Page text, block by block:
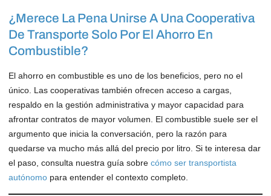
¿Merece La Pena Unirse A Una Cooperativa
De Transporte Solo Por El Ahorro En
Combustible?
El ahorro en combustible es uno de los beneficios, pero no el
único. Las cooperativas también ofrecen acceso a cargas,
respaldo en la gestión administrativa y mayor capacidad para
afrontar contratos de mayor volumen. El combustible suele ser el
argumento que inicia la conversación, pero la razón para
quedarse va mucho más allá del precio por litro. Si te interesa dar
el paso, consulta nuestra guía sobrecómo ser transportista
autónomo para entender el contexto completo.